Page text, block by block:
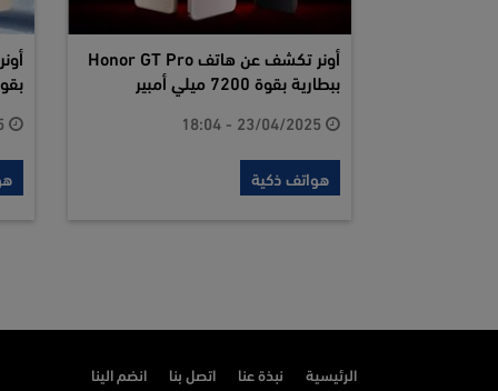
أونر تكشف عن هاتف Honor GT Pro
ببطارية بقوة 7200 ميلي أمبير
هواتف ذكية
بقوة 8000
الرئيسية نبذة عنا اتصل بنا انضم الينا